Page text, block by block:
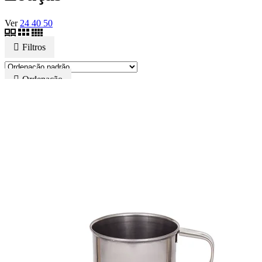
Ver 24 40 50
Filtros
Ordenação